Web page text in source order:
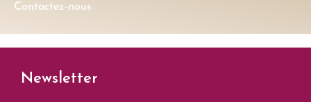
Contactez-nous
Newsletter